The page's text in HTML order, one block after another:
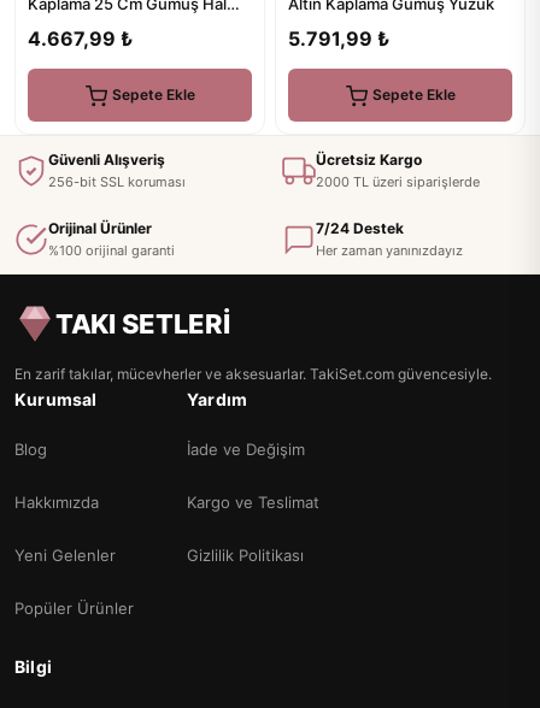
4.667,99 ₺
Sepete Ekle
5.791,99 ₺
Sepete Ekle
Güvenli Alışveriş
256-bit SSL koruması
Ücretsiz Kargo
2000 TL üzeri siparişlerde
Orijinal Ürünler
%100 orijinal garanti
7/24 Destek
Her zaman yanınızdayız
TAKI SETLERİ
En zarif takılar, mücevherler ve aksesuarlar. TakiSet.com güvencesiyle.
Kurumsal
Blog
Hakkımızda
Yeni Gelenler
Popüler Ürünler
Yardım
İade ve Değişim
Kargo ve Teslimat
Gizlilik Politikası
Bilgi